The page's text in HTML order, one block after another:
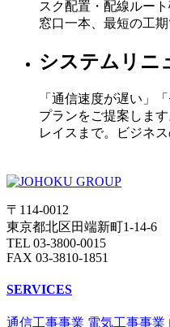
スク配置・配線ルー
窓口一本、最短の工期
システムリニ
「通信速度が遅い」
プランをご提案しま
レイスまで。ビジネ
〒114-0012
東京都北区田端新町1-14-6
TEL 03-3800-0015
FAX 03-3810-1851
SERVICES
通信工事事業 電気工事事業